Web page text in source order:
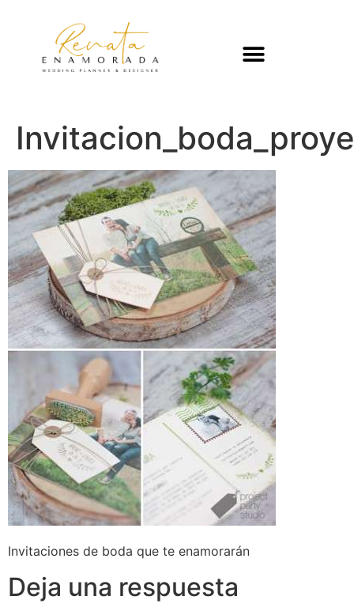
Invitaciones de boda que te enamorarán
Deja una respuesta